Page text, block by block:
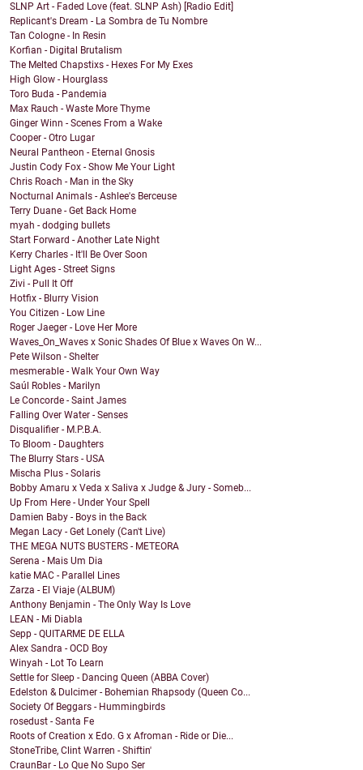
SLNP Art - Faded Love (feat. SLNP Ash) [Radio Edit]
Replicant's Dream - La Sombra de Tu Nombre
Tan Cologne - In Resin
Korfian - Digital Brutalism
The Melted Chapstixs - Hexes For My Exes
High Glow - Hourglass
Toro Buda - Pandemia
Max Rauch - Waste More Thyme
Ginger Winn - Scenes From a Wake
Cooper - Otro Lugar
Neural Pantheon - Eternal Gnosis
Justin Cody Fox - Show Me Your Light
Chris Roach - Man in the Sky
Nocturnal Animals - Ashlee's Berceuse
Terry Duane - Get Back Home
myah - dodging bullets
Start Forward - Another Late Night
Kerry Charles - It'll Be Over Soon
Light Ages - Street Signs
Zivi - Pull It Off
Hotfix - Blurry Vision
You Citizen - Low Line
Roger Jaeger - Love Her More
Waves_On_Waves x Sonic Shades Of Blue x Waves On W...
Pete Wilson - Shelter
mesmerable - Walk Your Own Way
Saúl Robles - Marilyn
Le Concorde - Saint James
Falling Over Water - Senses
Disqualifier - M.P.B.A.
To Bloom - Daughters
The Blurry Stars - USA
Mischa Plus - Solaris
Bobby Amaru x Veda x Saliva x Judge & Jury - Someb...
Up From Here - Under Your Spell
Damien Baby - Boys in the Back
Megan Lacy - Get Lonely (Can't Live)
THE MEGA NUTS BUSTERS - METEORA
Serena - Mais Um Dia
katie MAC - Parallel Lines
Zarza - El Viaje (ALBUM)
Anthony Benjamin - The Only Way Is Love
LEAN - Mi Diabla
Sepp - QUITARME DE ELLA
Alex Sandra - OCD Boy
Winyah - Lot To Learn
Settle for Sleep - Dancing Queen (ABBA Cover)
Edelston & Dulcimer - Bohemian Rhapsody (Queen Co...
Society Of Beggars - Hummingbirds
rosedust - Santa Fe
Roots of Creation x Edo. G x Afroman - Ride or Die...
StoneTribe, Clint Warren - Shiftin'
CraunBar - Lo Que No Supo Ser